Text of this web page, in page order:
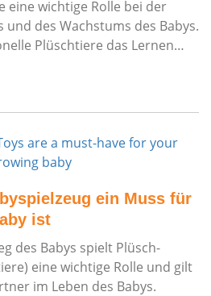
eine wichtige Rolle bei der
und des Wachstums des Babys.
Plüschtiere das Lernen
fördern? Lassen Sie uns als
ein Muss für
ist
des Babys spielt Plüsch-
eine wichtige Rolle und gilt
im Leben des Babys.